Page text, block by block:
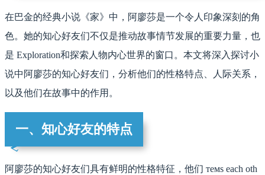
在巴金的经典小说《家》中，阿廖莎是一个令人印象深刻的角
色。她的知心好友们不仅是推动故事情节发展的重要力量，也
是 Exploration和探索人物内心世界的窗口。本文将深入探讨小
说中阿廖莎的知心好友们，分析他们的性格特点、人际关系，
以及他们在故事中的作用。
一、知心好友的特点
阿廖莎的知心好友们具有鲜明的性格特征，他们 темs each oth